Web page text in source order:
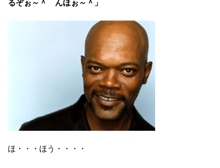
るぞぉ～＾ んほぉ～＾」
ほ・・・ほう・・・・